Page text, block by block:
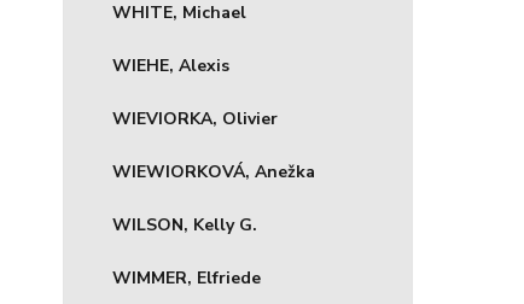
WHITE, Michael
WIEHE, Alexis
WIEVIORKA, Olivier
WIEWIORKOVÁ, Anežka
WILSON, Kelly G.
WIMMER, Elfriede